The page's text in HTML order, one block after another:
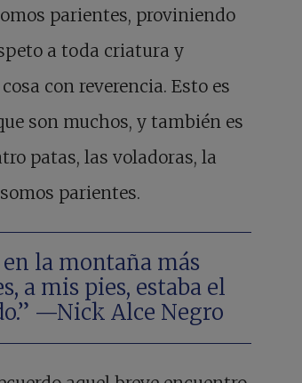
parientes, proviniendo
a toda criatura y
con reverencia. Esto es
son muchos, y también es
patas, las voladoras, la
parientes.
la montaña más
a mis pies, estaba el
—Nick Alce Negro